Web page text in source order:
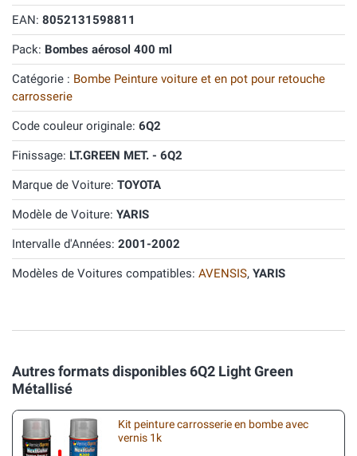
EAN: 8052131598811
Pack: Bombes aérosol 400 ml
Catégorie : Bombe Peinture voiture et en pot pour retouche
carrosserie
Code couleur originale: 6Q2
Finissage: LT.GREEN MET. - 6Q2
Marque de Voiture: TOYOTA
Modèle de Voiture: YARIS
Intervalle d'Années: 2001-2002
Modèles de Voitures compatibles: AVENSIS, YARIS
Autres formats disponibles 6Q2 Light Green
Métallisé
Kit peinture carrosserie en bombe avec
vernis 1k